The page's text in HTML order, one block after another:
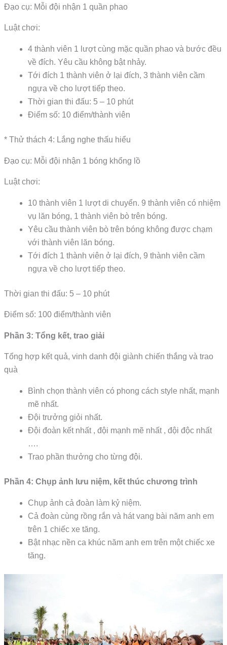
Đạo cụ: Mỗi đội nhận 1 quần phao
Luật chơi:
4 thành viên 1 lượt cùng mặc quần phao và bước đều
về đích. Yêu cầu không bật nhảy.
Tới đích 1 thành viên ở lại đích, 3 thành viên cầm
ngựa về cho lượt tiếp theo.
Thời gian thi đấu: 5 – 10 phút
Điểm số: 10 điểm/thành viên
* Thử thách 4: Lắng nghe thấu hiểu
Đạo cụ: Mỗi đội nhận 1 bóng khổng lồ
Luật chơi:
10 thành viên 1 lượt di chuyển. 9 thành viên có nhiệm
vụ lăn bóng, 1 thành viên bò trên bóng.
Yêu cầu thành viên bò trên bóng không được chạm
với thành viên lăn bóng.
Tới đích 1 thành viên ở lại đích, 9 thành viên cầm
ngựa về cho lượt tiếp theo.
Thời gian thi đấu: 5 – 10 phút
Điểm số: 100 điểm/thành viên
Phần 3: Tổng kết, trao giải
Tổng hợp kết quả, vinh danh đội giành chiến thắng và trao
quà
Bình chọn thành viên có phong cách style nhất, mạnh
mẽ nhất.
Đội trưởng giỏi nhất.
Đội đoàn kết nhất , đội mạnh mẽ nhất , đội độc nhất
….
Trao phần thưởng cho từng đội.
Phần 4: Chụp ảnh lưu niệm, kết thúc chương trình
Chụp ảnh cả đoàn làm kỷ niệm.
Cả đoàn cùng rồng rắn và hát vang bài năm anh em
trên 1 chiếc xe tăng.
Bật nhạc nền ca khúc năm anh em trên một chiếc xe
tăng.